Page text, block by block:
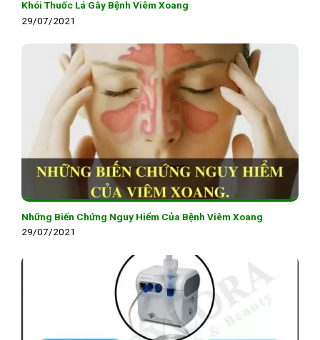
Khói Thuốc Lá Gây Bệnh Viêm Xoang
29/07/2021
Những Biến Chứng Nguy Hiểm Của Bệnh Viêm Xoang
29/07/2021